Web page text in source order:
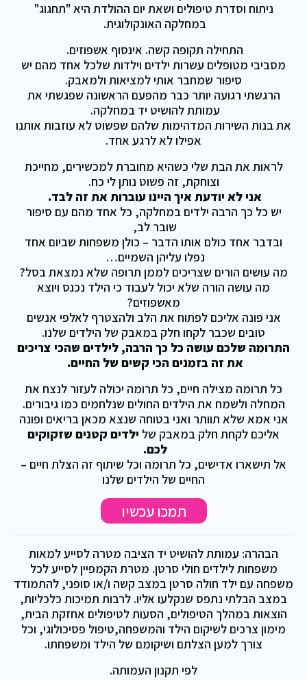
ניתוח וסדרת טיפולים ושאת יום ההולדת היא "תחגוג"
במחלקה האונקולוגית.
התחילה תקופה קשה. אינסוף אשפוזים.
מסביבי מטופלים עשרות ילדים וילדות שלכל אחד מהם יש
סיפור שמחבר אותי למציאות ולמאבק.
הרגשתי רגועה יותר כבר מהפעם הראשונה שפגשתי את
עמותת להושיט יד במחלקה.
את בנות השירות המדהימות שלהם שפשוט לא עוזבות אותנו
אפילו לא לרגע אחד.
לראות את הבת שלי כשהיא מחוברת למכשירים, מחייכת
וצוחקת, זה פשוט נותן לי כח.
אני לא יודעת איך היינו עוברות את זה לבד.
יש כל כך הרבה ילדים במחלקה, כל אחד מהם עם סיפור
שובר לב,
ובדבר אחד כולם אותו הדבר – כולן משפחות שביום אחד
נפלו עליהן השמיים…
מה עושים הורים שצריכים לממן תרופה שלא נמצאת בסל?
מה עושה הורה שלא יכול לעבוד כי הילד נכנס ויוצא
מאשפוזים?
אני פונה אליכם לפתוח את הלב ולהצטרף לאלפי אנשים
טובים שכבר לקחו חלק במאבק של הילדים שלנו.
התרומה שלכם עושה כל כך הרבה, לילדים שהכי צריכים
את זה בזמנים הכי קשים של החיים.
כל תרומה מצילה חיים, כל תרומה יכולה לעזור לנצח את
המחלה ולשמח את הילדים החולים שנלחמים כמו גיבורים.
אני אמא שלא תוותר ואני בטוחה שנצא מכאן בריאים ופונה
אליכם לקחת חלק במאבק של ילדים קטנים שזקוקים
לכם.
אל תישארו אדישים, כל תרומה וכל שיתוף זה הצלת חיים –
החיים של הילדים שלנו
תמכו עכשיו
הבהרה: עמותת להושיט יד הציבה מטרה לסייע למאות
משפחות לילדים חולי סרטן. מטרת הקמפיין לסייע לכל
משפחה עם ילד חולה סרטן במצב קשה ו/או סופני, להתמודד
במצב הבלתי נתפס שנקלעו אליו. לרבות תמיכות כלכליות,
הוצאות במהלך הטיפולים, הסעות לטיפולים אחזקת הבית,
מימון צרכים לשיקום הילד והמשפחה,טיפול פסיכולוגי, וכל
צורך למען הצלתם ושיקומם של הילד ומשפחתו.
לפי תקנון העמותה.